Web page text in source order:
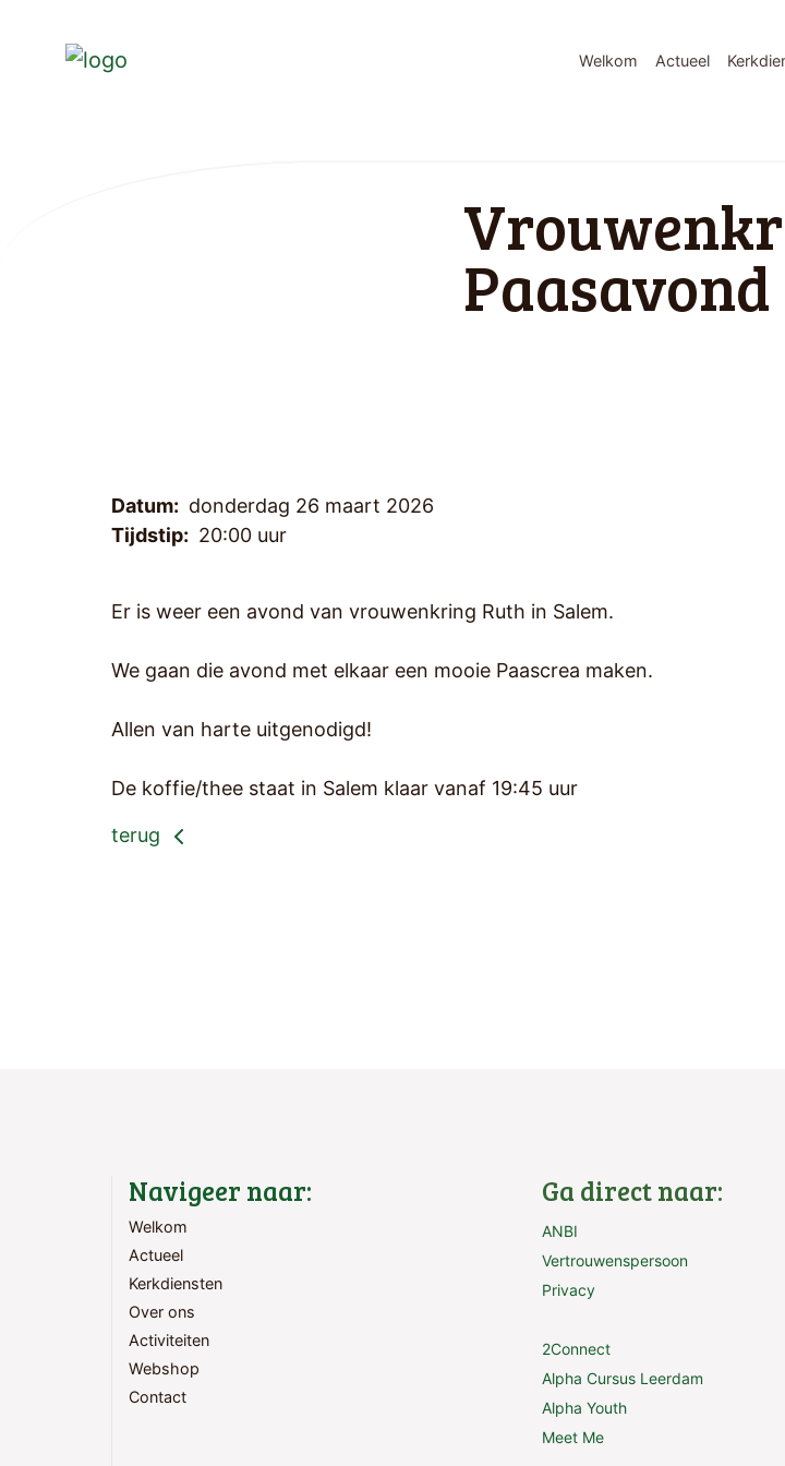
Welkom Actueel
Paasavond
Datum: donderdag 26 maart 2026
Tijdstip: 20:00 uur
Er is weer een avond van vrouwenkring Ruth in Salem.
We gaan die avond met elkaar een mooie Paascrea maken.
Allen van harte uitgenodigd!
De koffie/thee staat in Salem klaar vanaf 19:45 uur
terug
Navigeer naar:
Welkom
Actueel
Kerkdiensten
Over ons
Activiteiten
Webshop
Contact
Ga direct naar:
ANBI
Vertrouwenspersoon
Privacy
2Connect
Alpha Cursus Leerdam
Alpha Youth
Meet Me